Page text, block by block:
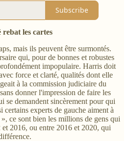
Subscribe
les cartes
mais ils peuvent être surmontés.
qui, pour de bonnes et robustes
impopulaire. Harris doit
force et clarté, qualités dont elle
à la commission judiciaire du
donner l'impression de faire les
se demandent sincèrement pour qui
experts de gauche aiment à
ce sont bien les millions de gens qui
2016, ou entre 2016 et 2020, qui